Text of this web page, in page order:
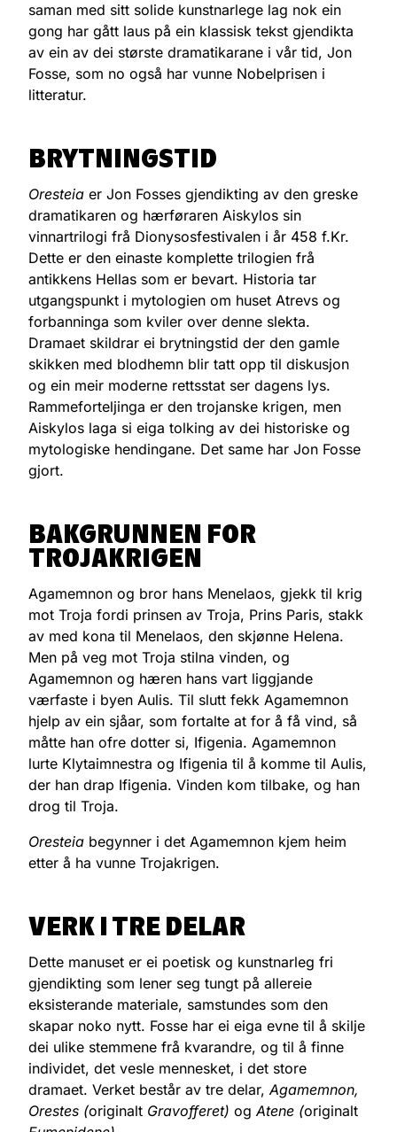
saman med sitt solide kunstnarlege lag nok ein
gong har gått laus på ein klassisk tekst gjendikta
av ein av dei største dramatikarane i vår tid, Jon
Fosse, som no også har vunne Nobelprisen i
litteratur.
BRYTNINGSTID
Oresteia er Jon Fosses gjendikting av den greske
dramatikaren og hærføraren Aiskylos sin
vinnartrilogi frå Dionysosfestivalen i år 458 f.Kr.
Dette er den einaste komplette trilogien frå
antikkens Hellas som er bevart. Historia tar
utgangspunkt i mytologien om huset Atrevs og
forbanninga som kviler over denne slekta.
Dramaet skildrar ei brytningstid der den gamle
skikken med blodhemn blir tatt opp til diskusjon
og ein meir moderne rettsstat ser dagens lys.
Rammeforteljinga er den trojanske krigen, men
Aiskylos laga si eiga tolking av dei historiske og
mytologiske hendingane. Det same har Jon Fosse
gjort.
BAKGRUNNEN FOR
TROJAKRIGEN
Agamemnon og bror hans Menelaos, gjekk til krig
mot Troja fordi prinsen av Troja, Prins Paris, stakk
av med kona til Menelaos, den skjønne Helena.
Men på veg mot Troja stilna vinden, og
Agamemnon og hæren hans vart liggjande
værfaste i byen Aulis. Til slutt fekk Agamemnon
hjelp av ein sjåar, som fortalte at for å få vind, så
måtte han ofre dotter si, Ifigenia. Agamemnon
lurte Klytaimnestra og Ifigenia til å komme til Aulis,
der han drap Ifigenia. Vinden kom tilbake, og han
drog til Troja.
Oresteia begynner i det Agamemnon kjem heim
etter å ha vunne Trojakrigen.
VERK I TRE DELAR
Dette manuset er ei poetisk og kunstnarleg fri
gjendikting som lener seg tungt på allereie
eksisterande materiale, samstundes som den
skapar noko nytt. Fosse har ei eiga evne til å skilje
dei ulike stemmene frå kvarandre, og til å finne
individet, det vesle mennesket, i det store
dramaet. Verket består av tre delar,Agamemnon,
Orestes (originalt Gravofferet) ogAtene (originalt